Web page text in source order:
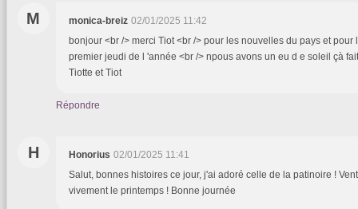
M monica-breiz 02/01/2025 11:42
bonjour <br /> merci Tiot <br /> pour les nouvelles du pays et pour
premier jeudi de l 'année <br /> npous avons un eu d e soleil çà
Tiotte et Tiot
Répondre
H Honorius 02/01/2025 11:41
Salut, bonnes histoires ce jour, j'ai adoré celle de la patinoire !
vivement le printemps ! Bonne journée